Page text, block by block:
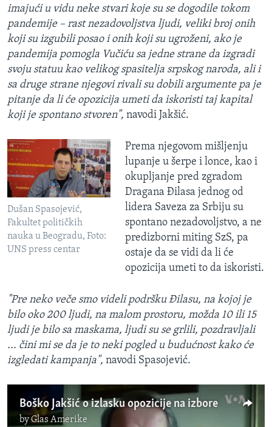
imajući u vidu neke stvari koje su se dogodile tokom
pandemije – rast nezadovoljstva ljudi, veliki broj onih
koji su izgubili posao i onih koji su ugroženi, ako je
pandemija pomogla Vučiću sa jedne strane da izgradi
svoju statuu kao velikog spasitelja srpskog naroda, ali i
sa druge strane njegovi rivali su dobili argumente pa je
pitanje da li će opozicija umeti da iskoristi taj kapital
koji je spontano stvoren", navodi Jakšić.
Dušan Spasojević,
Fakultet političkih
nauka u Beogradu, Foto:
UNS press centar
Prema njegovom mišljenju
lupanje u šerpe i lonce, kao i
okupljanje pred zgradom
Dragana Đilasa jednog od
lidera Saveza za Srbiju su
spontano nezadovoljstvo, a ne
predizborni miting SzS, pa
ostaje da se vidi da li će
opozicija umeti to da iskoristi.​
"Pre neko veče smo videli podršku Đilasu, na kojoj je
bilo oko 200 ljudi, na malom prostoru, možda 10 ili 15
ljudi je bilo sa maskama, ljudi su se grlili, pozdravljali
... čini mi se da je to neki pogled u budućnost kako će
izgledati kampanja", navodi Spasojević.
Boško Jakšić o izlasku opozicije na izbore
byGlas Amerike